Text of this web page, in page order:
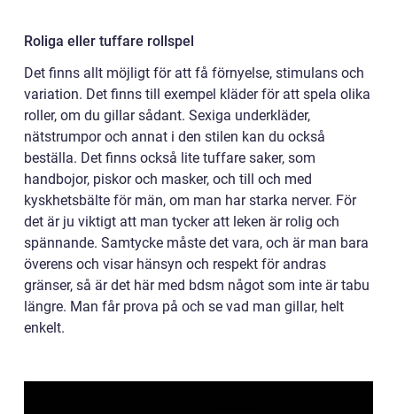
Roliga eller tuffare rollspel
Det finns allt möjligt för att få förnyelse, stimulans och
variation. Det finns till exempel kläder för att spela olika
roller, om du gillar sådant. Sexiga underkläder,
nätstrumpor och annat i den stilen kan du också
beställa. Det finns också lite tuffare saker, som
handbojor, piskor och masker, och till och med
kyskhetsbälte för män, om man har starka nerver. För
det är ju viktigt att man tycker att leken är rolig och
spännande. Samtycke måste det vara, och är man bara
överens och visar hänsyn och respekt för andras
gränser, så är det här med bdsm något som inte är tabu
längre. Man får prova på och se vad man gillar, helt
enkelt.